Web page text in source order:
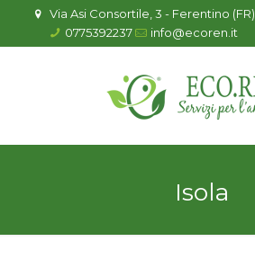
Via Asi Consortile, 3 - Ferentino (FR)
0775392237
info@ecoren.it
Isola